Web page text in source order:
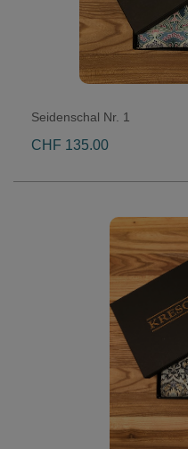
Seidenschal Nr. 1
CHF 135.00